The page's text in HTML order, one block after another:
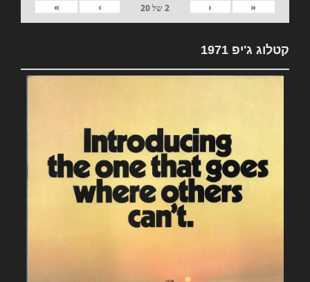
«
‹
2של20
›
»
קטלוג ג'יפ 1971